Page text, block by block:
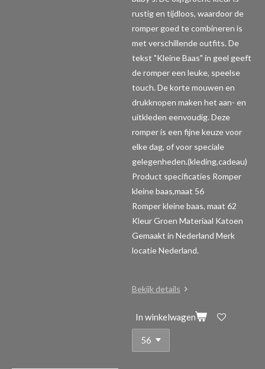
rustig en tijdloos, waardoor de
romper goed te combineren is
met verschillende outfits. De
tekst "Kleine Baas" in geel geeft
de romper een leuke, speelse
touch. De korte mouwen en
drukknopen maken het aan- en
uitkleden eenvoudig. Deze
romper is een fijne keuze voor
elke dag, of voor speciale
gelegenheden.(kleding,cadeau)
Product specificaties Romper
kleine baas,maat 56
Romper kleine baas, maat 62
Kleur Groen Materiaal Katoen
Gemaakt in Nederland Merk
locatie Nederland.
Bekijk details
In winkelwagen